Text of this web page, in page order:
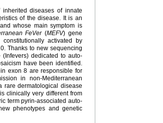
diseases of innate
of the disease. It is an
whose main symptom is
FeVer(MEFV) gene
activated by
Thanks to new sequencing
dedicated to auto-
have been identified.
exon 8 are responsible for
in non-Mediterranean
dermatological disease
clinically very different from
term pyrin-associated auto-
phenotypes and genetic